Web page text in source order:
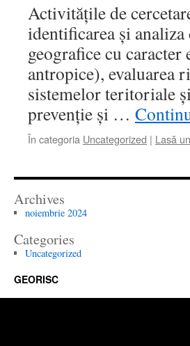
Activitățile de
identificarea și
geografice cu
antropice), evaluarea
sistemelor teritoriale
prevenție și …
În categoria Uncategorized | Lasă
Archives
noiembrie 2024
Categories
Uncategorized
GEORISC